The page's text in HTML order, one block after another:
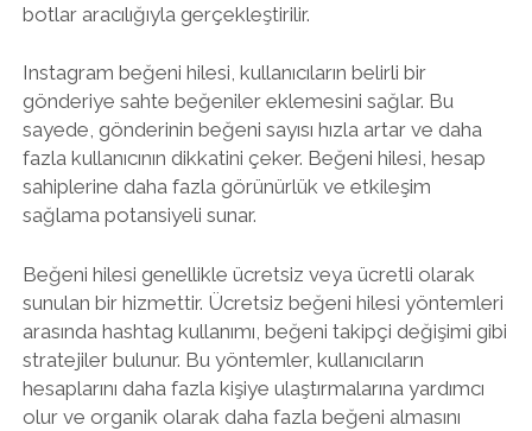
botlar aracılığıyla gerçekleştirilir.
Instagram beğeni hilesi, kullanıcıların belirli bir
gönderiye sahte beğeniler eklemesini sağlar. Bu
sayede, gönderinin beğeni sayısı hızla artar ve daha
fazla kullanıcının dikkatini çeker. Beğeni hilesi, hesap
sahiplerine daha fazla görünürlük ve etkileşim
sağlama potansiyeli sunar.
Beğeni hilesi genellikle ücretsiz veya ücretli olarak
sunulan bir hizmettir. Ücretsiz beğeni hilesi yöntemleri
arasında hashtag kullanımı, beğeni takipçi değişimi gibi
stratejiler bulunur. Bu yöntemler, kullanıcıların
hesaplarını daha fazla kişiye ulaştırmalarına yardımcı
olur ve organik olarak daha fazla beğeni almasını